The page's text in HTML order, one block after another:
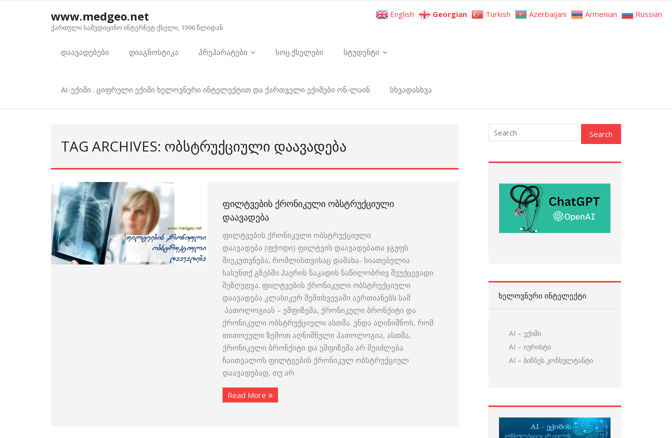
www.medgeo.net
ქართული სამედიცინო ინტერნეტ-ქსელი, 1996 წლიდან
დაავადებები დიაგნოსტიკა პრეპარატები სოც.ქსელები სტუდენტი
AI-ექიმი . ციფრული ექიმი ხელოვნური ინტელექტით და ქართველი ექიმები ონ-ლაინ სხვადასხვა
TAG ARCHIVES: ᲝᲑᲡᲢᲠᲣᲥᲪᲘᲣᲚᲘ ᲓᲐᲐᲕᲐᲓᲔᲑᲐ
ᲤᲘᲚᲢᲕᲔᲑᲘᲡ ᲥᲠᲝᲜᲘᲙᲣᲚᲘ ᲝᲑᲡᲢᲠᲣᲥᲪᲘᲣᲚᲘ
ᲓᲐᲐᲕᲐᲓᲔᲑᲐ
ფილტვების ქრონიკული ობსტრუქციული
დაავადება (ფქოდი) ფილტვის დაავადებათა ჯგუფს
მიეკუთვნება, რომლისთვისაც დამახა- სიათებელია
სასუნთქ გზებში ჰაერის ნაკადის ნაწილობრივ შეუქცევადი
შეზღუდვა. ფილტვების ქრონიკული ობსტრუქციული
დაავადება კლასიკურ შემთხვევაში აერთიანებს სამ
პათოლოგიას – ემფიზემა, ქრონიკული ბრონქიტი და
ქრონიკული ობსტრუქციული ასთმა. უნდა აღინიშნოს, რომ
თითოეული ზემოთ აღნიშნული პათოლოგია, ასთმა,
ქრონიკული ბრონქიტი და ემფიზემა არ შეიძლება
ჩაითვალოს ფილტვების ქრონიკულ ობსტრუქციულ
დაავადებად, თუ არ
Read More
ᲮᲔᲚᲝᲕᲜᲣᲠᲘ ᲘᲜᲢᲔᲚᲔᲥᲢᲘ
AI – ექიმი
AI – იურისტი
AI – ბიზნეს კონსულტანტი
English Georgian Turkish Azerbaijani Armenian Russian